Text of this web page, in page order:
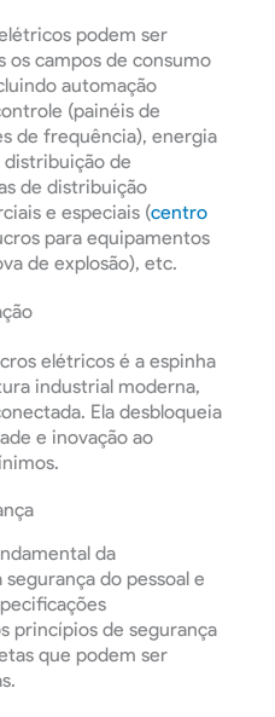
podem ser
os campos de consumo
automação
(painéis de
de frequência), energia
de
de distribuição
e especiais (centro
para equipamentos
de explosão), etc.
elétricos é a espinha
industrial moderna,
Ela desbloqueia
e inovação ao
da
do pessoal e
princípios de segurança
que podem ser